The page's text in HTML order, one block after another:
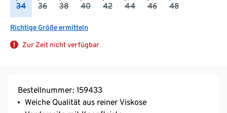
34 36 38 40 42 44 46 48
Richtige Größe ermitteln
Zur Zeit nicht verfügbar
Bestellnummer: 159433
Weiche Qualität aus reiner Viskose